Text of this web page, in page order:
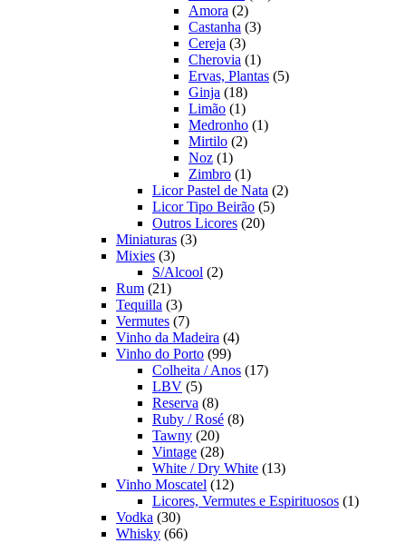
Amora 22
produtos
Castanha 33
Cereja 33
produtos
Cherovia 11
produto
Ervas, Plantas 55
Ginja 1818
produtos
Limão 11
produto
Medronho 11
Mirtilo 22
Noz 11
produto
Zimbro 11
produto
Licor Pastel de Nata 22
Licor Tipo Beirão 55
Outros Licores 2020
Miniaturas 33
Mixies 33
produtos
S/Alcool 22
Rum 2121
produtos
Tequilla 33
produtos
Vermutes 77
produtos
Vinho da Madeira 44
Vinho do Porto 9999
produtos
Colheita / Anos 1717
LBV 55
produtos
Reserva 88
produtos
Ruby / Rosé 88
Tawny 2020
produtos
Vintage 2828
produtos
White / Dry White 1313
Vinho Moscatel 1212
produtos
Licores, Vermutes e Espirituosos 11
Vodka 3030
produtos
Whisky 6666